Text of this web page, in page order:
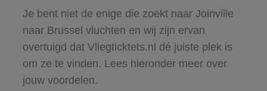
Je bent niet de enige die zoekt naar Joinville
naar Brussel vluchten en wij zijn ervan
overtuigd dat Vliegticktets.nl dé juiste plek is
om ze te vinden. Lees hieronder meer over
jouw voordelen.